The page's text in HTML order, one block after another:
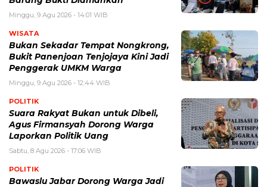
Minggu, 9 Agu 2026 - 14:01 WIB
WISATA
Bukan Sekadar Tempat Nongkrong,
Bukit Panenjoan Tenjojaya Kini Jadi
Penggerak UMKM Warga
Minggu, 9 Agu 2026 - 12:44 WIB
POLITIK
Suara Rakyat Bukan untuk Dibeli,
Agus Firmansyah Dorong Warga
Laporkan Politik Uang
Sabtu, 8 Agu 2026 - 17:06 WIB
POLITIK
Bawaslu Jabar Dorong Warga Jadi